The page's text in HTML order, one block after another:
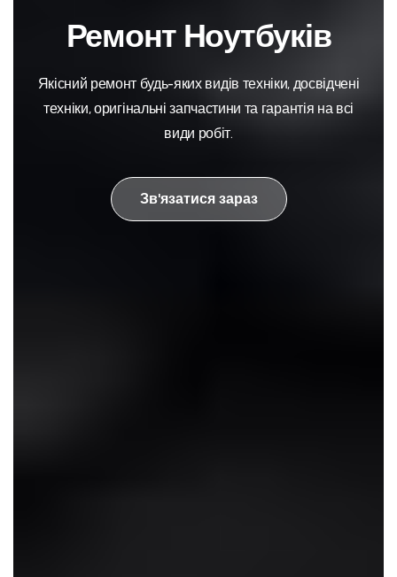
Ремонт Ноутбуків
Якісний ремонт будь-яких видів техніки, досвідчені
техніки, оригінальні запчастини та гарантія на всі
види робіт.
Зв'язатися зараз